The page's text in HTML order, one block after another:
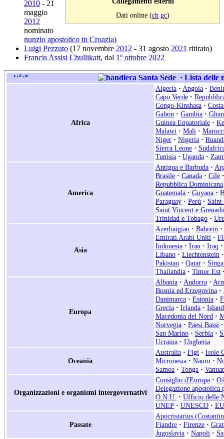
Dati online (ch gc)
2010 - 21
maggio
2012
nominato
nunzio apostolico in Croazia)
Luigi Pezzuto (17 novembre 2012 - 31 agosto 2021 ritirato)
Francis Assisi Chullikatt, dal 1º ottobre 2022
v • d • m Santa Sede · Lista delle
Africa
Algeria · Angola ·
Capo Verde ·
Congo-Kinshasa ·
Gabon · Gambia ·
Guinea Equatoriale ·
Malawi · Mali ·
Niger · Nigeria ·
Sierra Leone ·
Tunisia · Uganda ·
America
Antigua e Barbuda ·
Brasile · Canada · Cile ·
Repubblica Dominicana
Guatemala · Guyana ·
Paraguay · Perù ·
Saint Vincent e
Trinidad e Tobago ·
Asia
Azerbaigian · Bahrein ·
Emirati Arabi Uniti ·
Indonesia · Iran · Iraq ·
Libano · Liechtenstein ·
Pakistan · Qatar ·
Thailandia · Timor Est
Europa
Albania · Andorra ·
Bosnia ed Erzegovina ·
Danimarca · Estonia ·
Grecia · Irlanda ·
Macedonia del Nord ·
Norvegia · Paesi Bassi ·
San Marino · Serbia ·
Ucraina · Ungheria
Oceania
Australia · Figi · Isole
Micronesia · Nauru ·
Samoa · Tonga ·
Organizzazioni e organismi intergovernativi
Consiglio d'Europa ·
Delegazione
O.N.U. · Ufficio delle
UNEP · UNESCO · EU
Passate
Apocrisiarius
Fiandre · Firenze ·
Jugoslavia · Napoli ·